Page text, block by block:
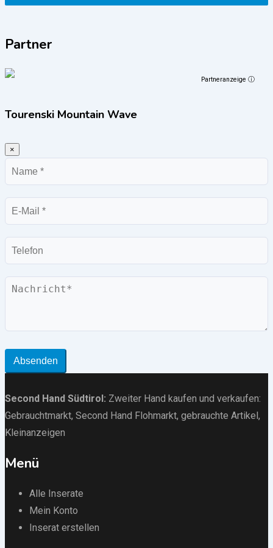
Partner
Partneranzeige ⓘ
Tourenski Mountain Wave
×
Name
E-
Mail
Telefon
Nachricht
Absenden
Second Hand Südtirol : Zweiter Hand kaufen und verkaufen:
Gebrauchtmarkt, Second Hand Flohmarkt, gebrauchte Artikel ,
Kleinanzeigen
Menü
Alle Inserate
Mein Konto
Inserat erstellen